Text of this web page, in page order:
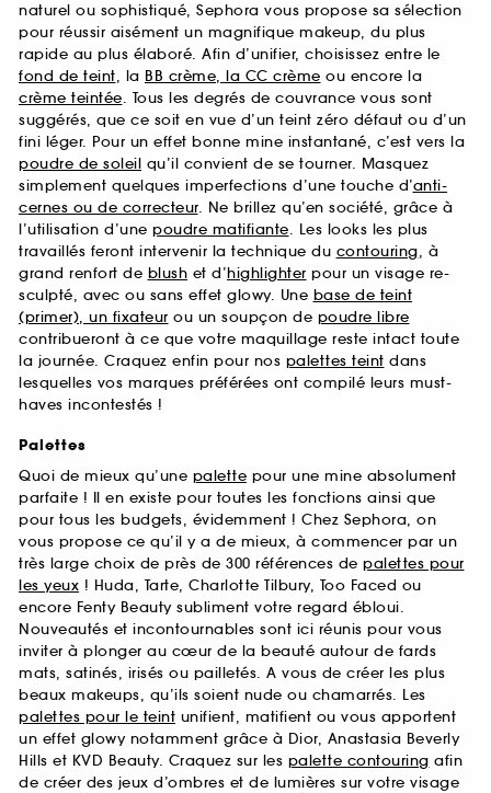
naturel ou sophistiqué, Sephora vous propose sa sélection
pour réussir aisément un magnifique makeup, du plus
rapide au plus élaboré. Afin d’unifier, choisissez entre le
fond de teint, la BB crème, la CC crème ou encore la
crème teintée. Tous les degrés de couvrance vous sont
suggérés, que ce soit en vue d’un teint zéro défaut ou d’un
fini léger. Pour un effet bonne mine instantané, c’est vers la
poudre de soleil qu’il convient de se tourner. Masquez
simplement quelques imperfections d’une touche d’anti-
cernes ou de correcteur. Ne brillez qu’en société, grâce à
l’utilisation d’une poudre matifiante. Les looks les plus
travaillés feront intervenir la technique du contouring, à
grand renfort de blush et d’highlighter pour un visage re-
sculpté, avec ou sans effet glowy. Une base de teint
(primer), un fixateur ou un soupçon de poudre libre
contribueront à ce que votre maquillage reste intact toute
la journée. Craquez enfin pour nos palettes teint dans
lesquelles vos marques préférées ont compilé leurs must-
haves incontestés !
Palettes
Quoi de mieux qu’une palette pour une mine absolument
parfaite ! Il en existe pour toutes les fonctions ainsi que
pour tous les budgets, évidemment ! Chez Sephora, on
vous propose ce qu’il y a de mieux, à commencer par un
très large choix de près de 300 références de palettes pour
les yeux ! Huda, Tarte, Charlotte Tilbury, Too Faced ou
encore Fenty Beauty subliment votre regard ébloui.
Nouveautés et incontournables sont ici réunis pour vous
inviter à plonger au cœur de la beauté autour de fards
mats, satinés, irisés ou pailletés. A vous de créer les plus
beaux makeups, qu’ils soient nude ou chamarrés. Les
palettes pour le teint unifient, matifient ou vous apportent
un effet glowy notamment grâce à Dior, Anastasia Beverly
Hills et KVD Beauty. Craquez sur les palette contouring afin
de créer des jeux d’ombres et de lumières sur votre visage